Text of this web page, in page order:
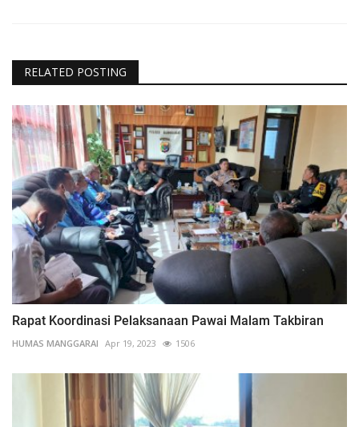
RELATED POSTING
Rapat Koordinasi Pelaksanaan Pawai Malam Takbiran
HUMAS MANGGARAI Apr 19, 2023 1506